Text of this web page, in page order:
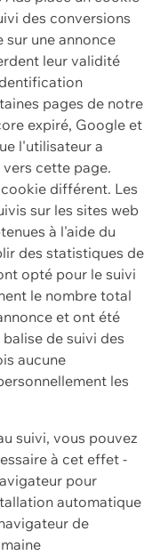
des conversions
une annonce
leur validité
pages de notre
expiré, Google et
l'utilisateur a
cette page.
différent. Les
sur les sites web
à l'aide du
des statistiques de
opté pour le suivi
le nombre total
et ont été
de suivi des
aucune
les
suivi, vous pouvez
à cet effet -
pour
automatique
de